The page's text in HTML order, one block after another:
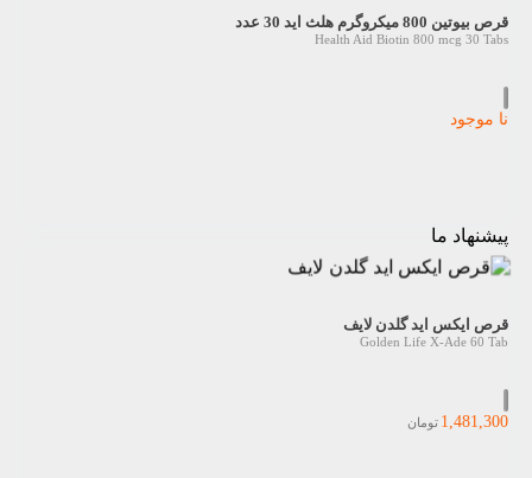
قرص بیوتین 800 میکروگرم هلث اید 30 عدد
Health Aid Biotin 800 mcg 30 Tabs
نا موجود
پیشنهاد ما
قرص ایکس اید گلدن لایف
Golden Life X-Ade 60 Tab
1,481,300 تومان